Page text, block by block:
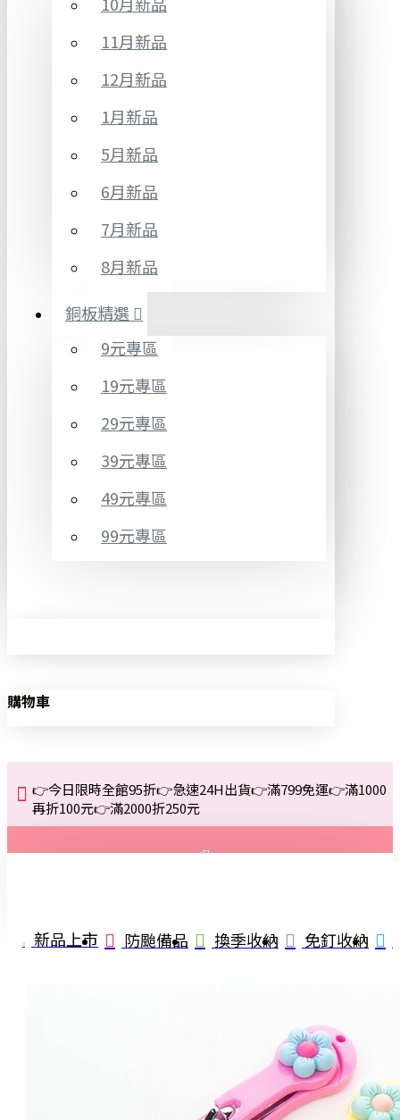
11月新品
12月新品
1月新品
5月新品
6月新品
7月新品
8月新品
銅板精選
9元專區
19元專區
29元專區
39元專區
49元專區
99元專區
購物車
👉今日限時全館95折👉急速24H出貨👉滿799免運👉滿1000
再折100元👉滿2000折250元
註冊
新品上市 防颱備品 換季收納 免釘收納